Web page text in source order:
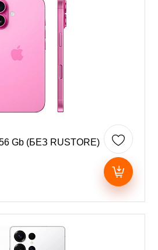
Gb (БЕЗ RUSTORE)